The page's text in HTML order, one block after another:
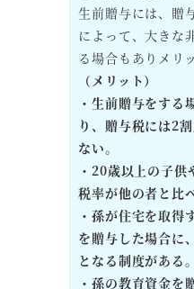
生前贈与には、贈
によって、大きな
る場合もありメリ
（メリット）
・生前贈与をする
り、贈与税には2
ない。
・20歳以上の子供
税率が他の者と比
・孫が住宅を取得
を贈与した場合に
となる制度がある。
・孫の教育資金を